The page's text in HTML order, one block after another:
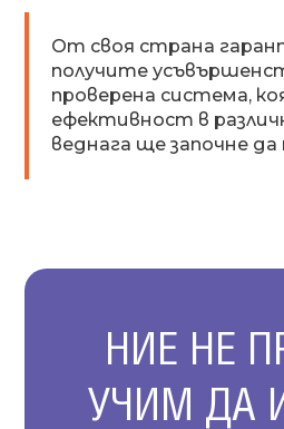
От своя страна
получите
проверена система,
ефективност в
веднага ще започне да
НИЕ НЕ
УЧИМ ДА